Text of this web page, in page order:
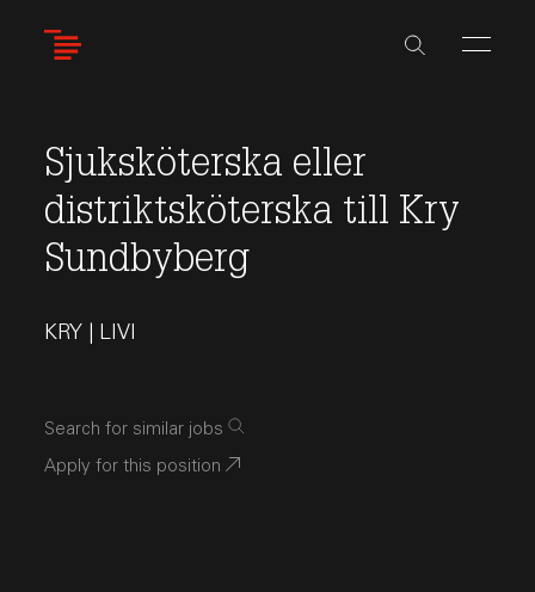
Sjuksköterska eller
distriktsköterska till Kry
Sundbyberg
KRY | LIVI
Search for similar jobs
Apply for this position